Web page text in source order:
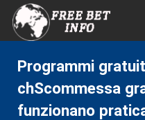
Programmi
chScommessa
funzionano